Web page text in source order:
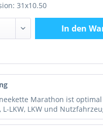
31x10.50
In den
Marathon ist
L-LKW, LKW und